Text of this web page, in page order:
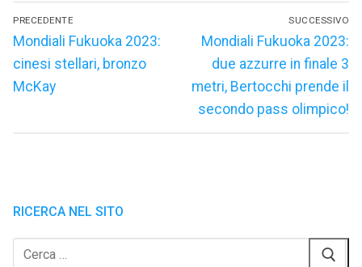
Navigazione
articoli
PRECEDENTE
Articolo
precedente:
Mondiali Fukuoka 2023:
cinesi stellari, bronzo
McKay
SUCCESSIVO
Articolo
successivo:
Mondiali Fukuoka 2023:
due azzurre in finale 3
metri, Bertocchi prende il
secondo pass olimpico!
RICERCA NEL SITO
Cerca: